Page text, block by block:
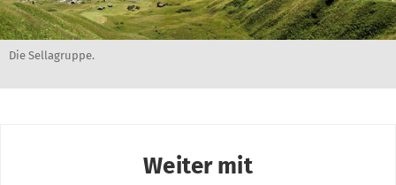
Die Sellagruppe.